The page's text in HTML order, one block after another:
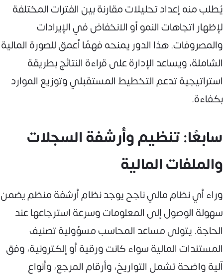
يُطلب منه إعداد تحليلات مقارنة بين الفترات المختلفة
لإظهار اتجاهات النمو أو الانخفاض في الإيرادات
والمصروفات. هذا الدور يمنحه فهمًا أعمق للصورة المالية
الشاملة، ويساعد الإدارة على قراءة النتائج بطريقة
استراتيجية تدعم التخطيط المستقبلي وتوزيع الموارد
بكفاءة.
سابعًا: تنظيم وأرشفة السجلات
والملفات المالية
وراء أي نظام مالي ناجح يوجد نظام أرشفة منظم يضمن
سهولة الوصول إلى المعلومات وسرعة استرجاعها عند
الحاجة. يتولى مساعد المحاسب مسؤولية تصنيف
المستندات المالية سواء كانت ورقية أو إلكترونية، وفق
آلية واضحة تشمل التواريخ، وأرقام المرجع، وأنواع